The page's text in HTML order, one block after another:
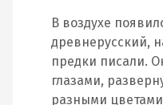
В воздухе
древнерусский,
предки писали.
глазами,
разными